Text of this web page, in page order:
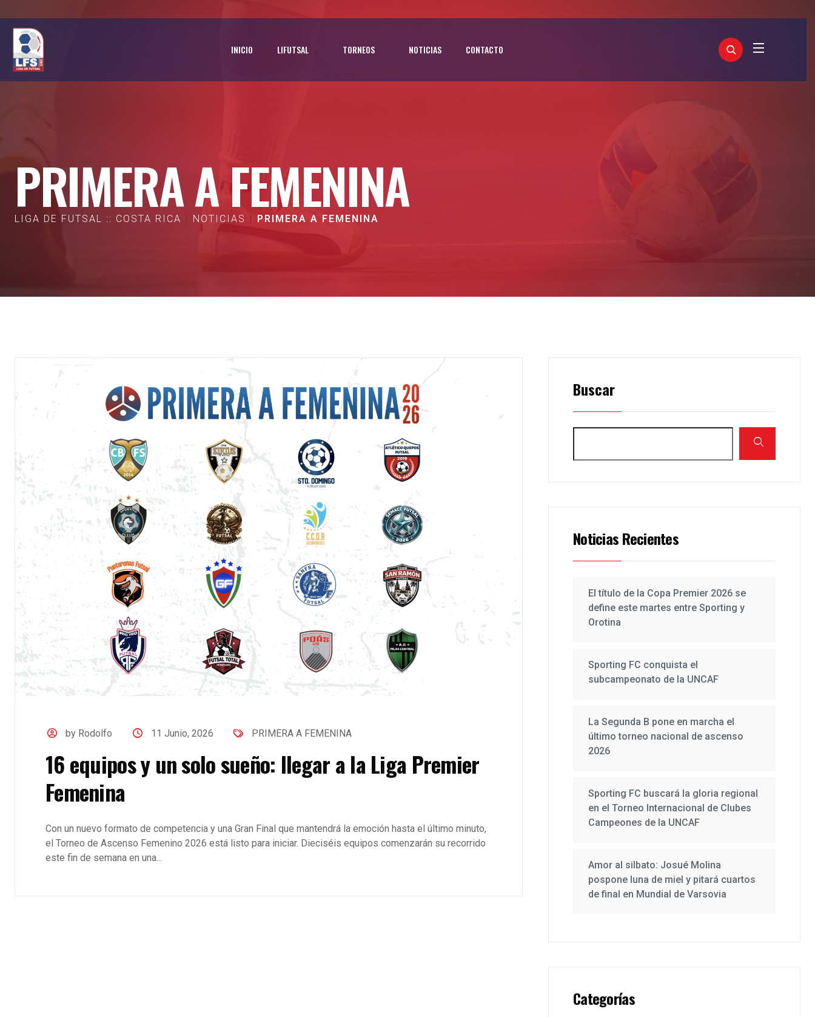
INICIO LIFUTSAL TORNEOS NOTICIAS CONTACTO
PRIMERA A FEMENINA
LIGA DE FUTSAL :: COSTA RICA NOTICIAS PRIMERA A FEMENINA
by Rodolfo 11 Junio, 2026 PRIMERA A FEMENINA
16 equipos y un solo sueño: llegar a la Liga Premier
Femenina
Con un nuevo formato de competencia y una Gran Final que mantendrá la emoción hasta el último minuto,
el Torneo de Ascenso Femenino 2026 está listo para iniciar. Dieciséis equipos comenzarán su recorrido
este fin de semana en una...
Buscar
Noticias Recientes
El título de la Copa Premier 2026 se
define este martes entre Sporting y
Orotina
Sporting FC conquista el
subcampeonato de la UNCAF
La Segunda B pone en marcha el
último torneo nacional de ascenso
2026
Sporting FC buscará la gloria regional
en el Torneo Internacional de Clubes
Campeones de la UNCAF
Amor al silbato: Josué Molina
pospone luna de miel y pitará cuartos
de final en Mundial de Varsovia
Categorías